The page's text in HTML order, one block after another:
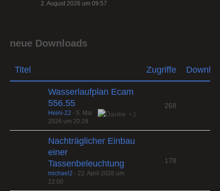
2. August 2026 um 09:57
neue Downloads
Titel Zugriffe
Wasserlaufplan Ecam
556.55
1
Heini-22 - 5. Mai
2026 um 20:28
268
Nachträglicher Einbau
einer
Tassenbeleuchtung
michael2 - 22. April 2026 um
22:00
178